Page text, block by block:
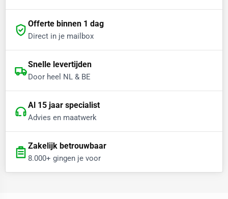
Offerte binnen 1 dag
Direct in je mailbox
Snelle levertijden
Door heel NL & BE
Al 15 jaar specialist
Advies en maatwerk
Zakelijk betrouwbaar
8.000+ gingen je voor